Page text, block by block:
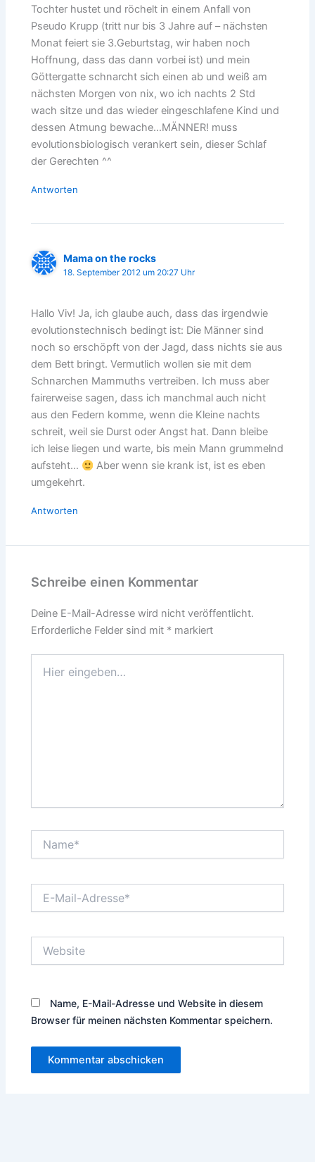
Tochter hustet und röchelt in einem Anfall von
Pseudo Krupp (tritt nur bis 3 Jahre auf – nächsten
Monat feiert sie 3.Geburtstag, wir haben noch
Hoffnung, dass das dann vorbei ist) und mein
Göttergatte schnarcht sich einen ab und weiß am
nächsten Morgen von nix, wo ich nachts 2 Std
wach sitze und das wieder eingeschlafene Kind und
dessen Atmung bewache…MÄNNER! muss
evolutionsbiologisch verankert sein, dieser Schlaf
der Gerechten ^^
Antworten
Mama on the rocks
18. September 2012 um 20:27 Uhr
Hallo Viv! Ja, ich glaube auch, dass das irgendwie
evolutionstechnisch bedingt ist: Die Männer sind
noch so erschöpft von der Jagd, dass nichts sie aus
dem Bett bringt. Vermutlich wollen sie mit dem
Schnarchen Mammuths vertreiben. Ich muss aber
fairerweise sagen, dass ich manchmal auch nicht
aus den Federn komme, wenn die Kleine nachts
schreit, weil sie Durst oder Angst hat. Dann bleibe
ich leise liegen und warte, bis mein Mann grummelnd
aufsteht…
Aber wenn sie krank ist, ist es eben
umgekehrt.
Antworten
Schreibe einen Kommentar
Deine E-Mail-Adresse wird nicht veröffentlicht.
Erforderliche Felder sind mit * markiert
eingeben…
Mail-
Name, E-Mail-Adresse und Website in diesem
Browser für meinen nächsten Kommentar speichern.